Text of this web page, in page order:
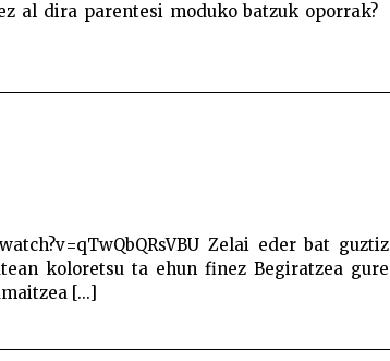
al dira parentesi moduko batzuk oporrak?
Zelai eder bat guztiz
koloretsu ta ehun finez Begiratzea gure
[...]